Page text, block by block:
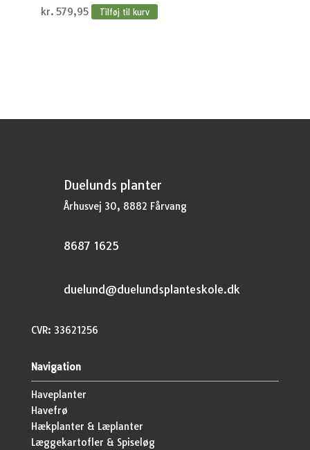
kr. 579,95 Tilføj til kurv
Duelunds planter
Århusvej 30, 8882 Fårvang
8687 1625
duelund@duelundsplanteskole.dk
CVR: 33621256
Navigation
Haveplanter
Havefrø
Hækplanter & Læplanter
Læggekartofler & Spiseløg